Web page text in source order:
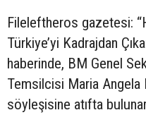
Fileleftheros gazetesi:
Türkiye’yi Kadrajdan
haberinde, BM Genel
Temsilcisi Maria Angela
söyleşisine atıfta